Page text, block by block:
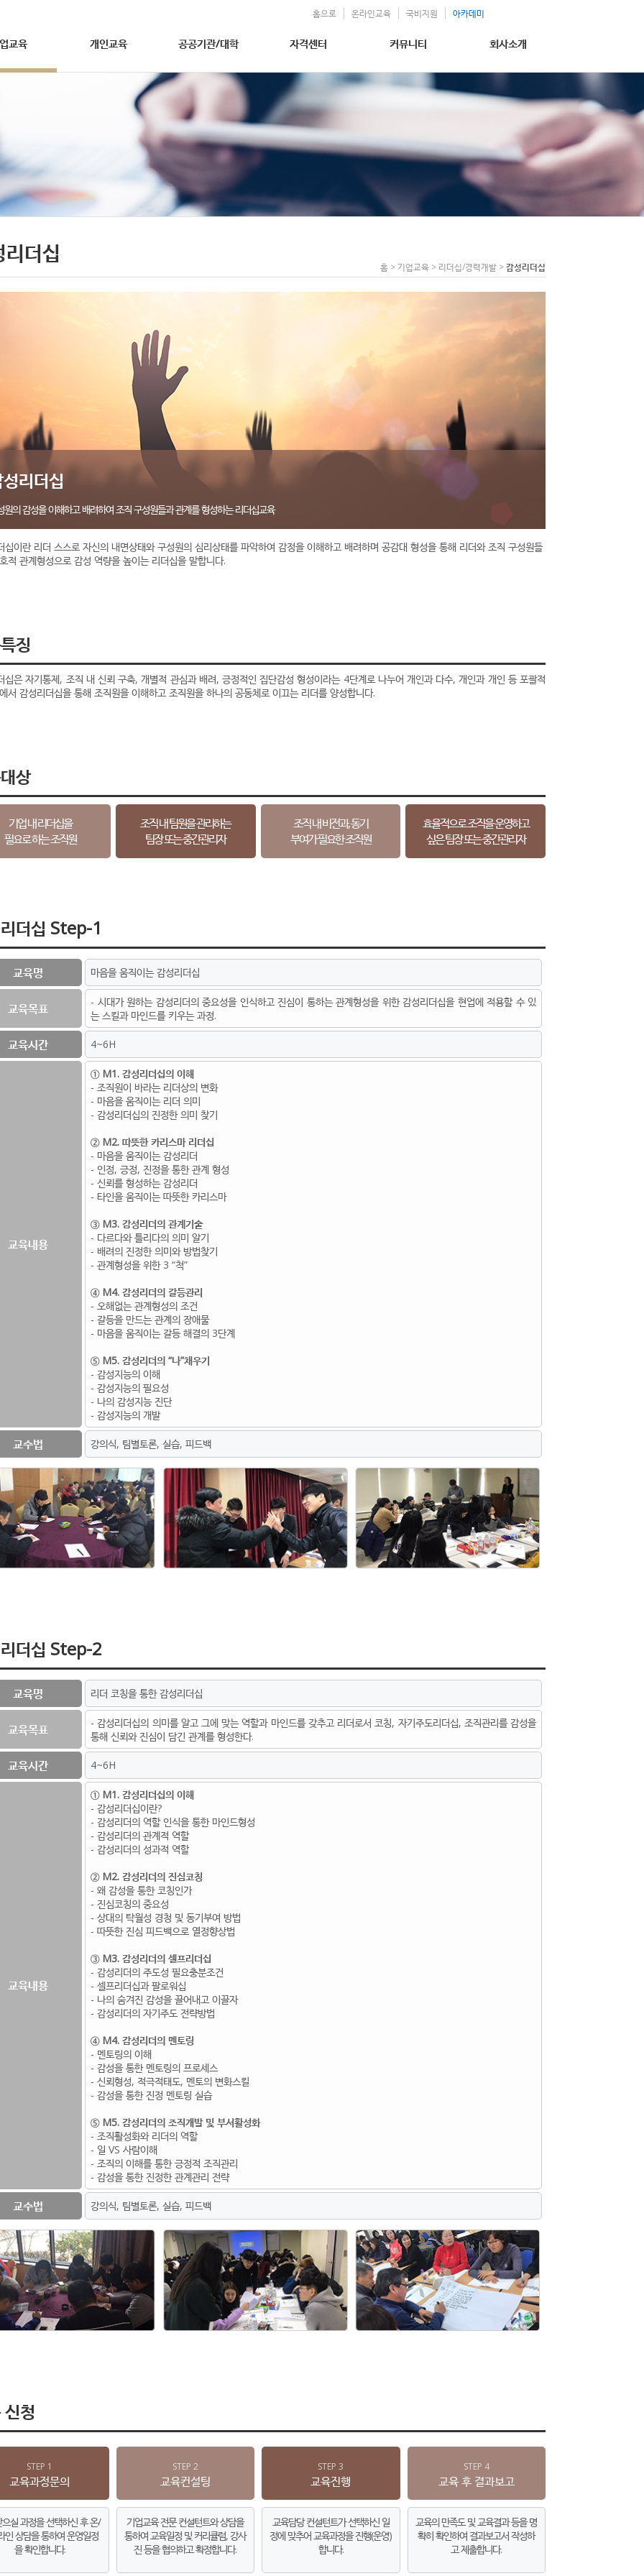
홈으로 온라인교육 국비지원 아카데미
교육 개인교육 공공기관/대학 자격센터 커뮤니티 회사소개
리더십
홈 > 기업교육 > 리더십/경력개발 >감성리더십
리더십
원의 감성을 이해하고 배려하여 조직 구성원들과 관계를 형성하는 리더십교육
십이란 리더 스스로 자신의 내면상태와 구성원의 심리상태를 파악하여 감정을 이해하고 배려하며 공감대 형성을 통해 리더와 조직 구성원들
적 관계형성으로 감성 역량을 높이는 리더십을 말합니다.
징
십은 자기통제, 조직 내 신뢰 구축, 개별적 관심과 배려, 긍정적인 집단감성 형성이라는 4단계로 나누어 개인과 다수, 개인과 개인 등 포괄적
서 감성리더십을 통해 조직원을 이해하고 조직원을 하나의 공동체로 이끄는 리더를 양성합니다.
상
기업 내 리더십을
필요로 하는 조직원
조직 내 팀원을 관리하는
팀장 또는 중간관리자
조직 내 비전과, 동기
부여가 필요한 조직원
효율적으로 조직을 운영하고
싶은 팀장 또는 중간관리자
더십 Step-1
교육명 마음을 움직이는 감성리더십
교육목표
- 시대가 원하는 감성리더의 중요성을 인식하고 진심이 통하는 관계형성을 위한 감성리더십을 현업에 적용할 수 있
는 스킬과 마인드를 키우는 과정.
교육시간 4~6H
교육내용
① M1. 감성리더십의 이해
- 조직원이 바라는 리더상의 변화
- 마음을 움직이는 리더 의미
- 감성리더십의 진정한 의미 찾기
② M2. 따뜻한 카리스마 리더십
- 마음을 움직이는 감성리더
- 인정, 긍정, 진정을 통한 관계 형성
- 신뢰를 형성하는 감성리더
- 타인을 움직이는 따뜻한 카리스마
③ M3. 감성리더의 관계기술
- 다르다와 틀리다의 의미 알기
- 배려의 진정한 의미와 방법찾기
- 관계형성을 위한 3 “척”
④ M4. 감성리더의 갈등관리
- 오해없는 관계형성의 조건
- 갈등을 만드는 관계의 장애물
- 마음을 움직이는 갈등 해결의 3단계
⑤ M5. 감성리더의 “나”채우기
- 감성지능의 이해
- 감성지능의 필요성
- 나의 감성지능 진단
- 감성지능의 개발
교수법 강의식, 팀별토론, 실습, 피드백
더십 Step-2
교육명 리더 코칭을 통한 감성리더십
교육목표
- 감성리더십의 의미를 알고 그에 맞는 역할과 마인드를 갖추고 리더로서 코칭, 자기주도리더십, 조직관리를 감성을
통해 신뢰와 진심이 담긴 관계를 형성한다.
교육시간 4~6H
교육내용
① M1. 감성리더십의 이해
- 감성리더십이란?
- 감성리더의 역할 인식을 통한 마인드형성
- 감성리더의 관계적 역할
- 감성리더의 성과적 역할
② M2. 감성리더의 진심코칭
- 왜 감성을 통한 코칭인가
- 진심코칭의 중요성
- 상대의 탁월성 경청 및 동기부여 방법
- 따뜻한 진심 피드백으로 열정향상법
③ M3. 감성리더의 셀프리더십
- 감성리더의 주도성 필요충분조건
- 셀프리더십과 팔로워십
- 나의 숨겨진 감성을 끌어내고 이끌자
- 감성리더의 자기주도 전략방법
④ M4. 감성리더의 멘토링
- 멘토링의 이해
- 감성을 통한 멘토링의 프로세스
- 신뢰형성, 적극적태도, 멘토의 변화스킬
- 감성을 통한 진정 멘토링 실습
⑤ M5. 감성리더의 조직개발 및 부서활성화
- 조직활성화와 리더의 역할
- 일 VS 사람이해
- 조직의 이해를 통한 긍정적 조직관리
- 감성을 통한 진정한 관계관리 전략
교수법 강의식, 팀별토론, 실습, 피드백
청
STEP 1
교육과정문의
실 과정을 선택하신 후 온/
인 상담을 통하여 운영일정
을 확인합니다.
STEP 2
교육컨설팅
기업교육 전문 컨설턴트와 상담을
통하여 교육일정 및 커리큘럼, 강사
진 등을 협의하고 확정합니다.
STEP 3
교육진행
교육담당 컨설턴트가 선택하신 일
정에 맞추어 교육과정을 진행(운영)
합니다.
STEP 4
교육 후 결과보고
교육의 만족도 및 교육결과 등을 명
확히 확인하여 결과보고서 작성하
고 제출합니다.